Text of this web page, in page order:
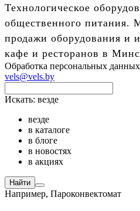
Технологическое
общественного питания.
продажи оборудования и
кафе и ресторанов в
Обработка персональных данных
vels@vels.by
Искать: везде
везде
в каталоге
в блоге
в новостях
в акциях
Найти
Например, Пароконвектомат